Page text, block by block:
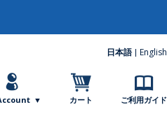
日本語 English
カート ご利用ガイド